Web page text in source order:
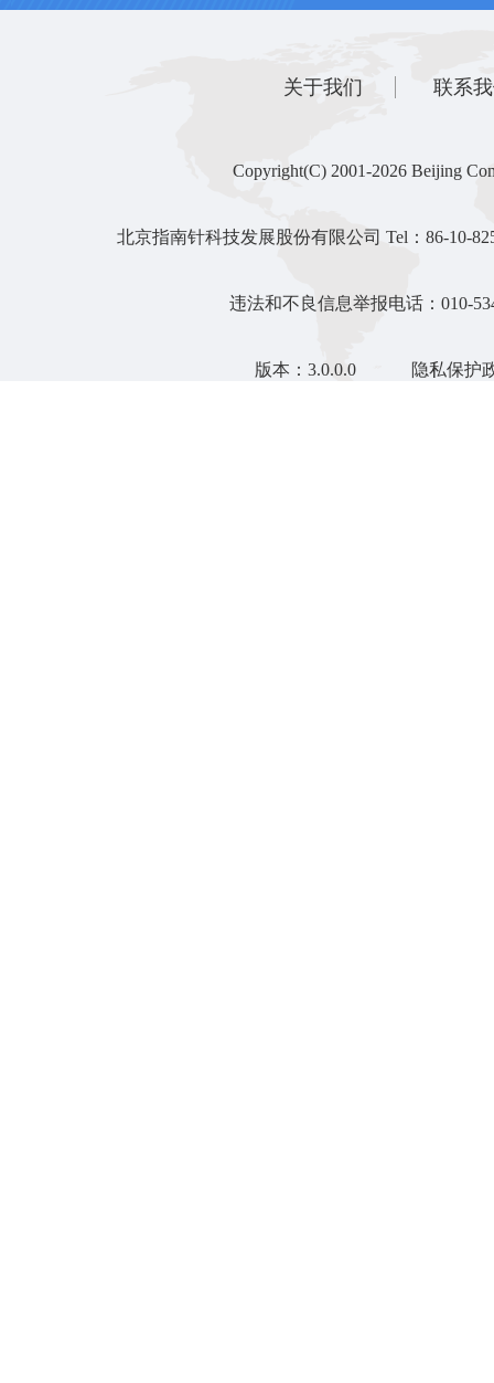
关于我们 联系
Copyright(C) 2001-2026 Beijing
北京指南针科技发展股份有限公司 Tel：86-10-
违法和不良信息举报电话：010-
版本：3.0.0.0 隐私保护